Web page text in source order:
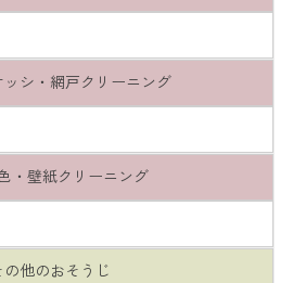
ッシ・網戸クリーニング
・壁紙クリーニング
の他のおそうじ